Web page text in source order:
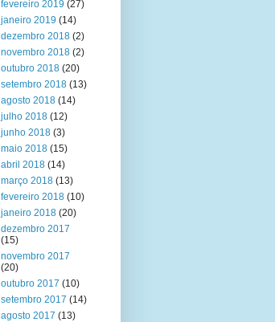
fevereiro 2019 (27)
janeiro 2019 (14)
dezembro 2018 (2)
novembro 2018 (2)
outubro 2018 (20)
setembro 2018 (13)
agosto 2018 (14)
julho 2018 (12)
junho 2018 (3)
maio 2018 (15)
abril 2018 (14)
março 2018 (13)
fevereiro 2018 (10)
janeiro 2018 (20)
dezembro 2017
(15)
novembro 2017
(20)
outubro 2017 (10)
setembro 2017 (14)
agosto 2017 (13)